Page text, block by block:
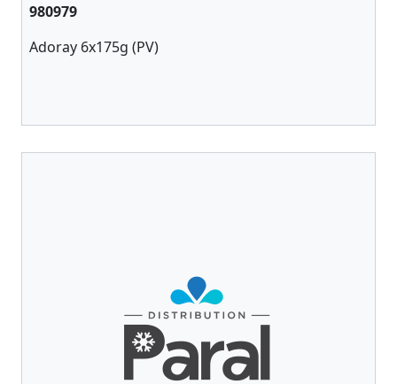
980979
Adoray 6x175g (PV)